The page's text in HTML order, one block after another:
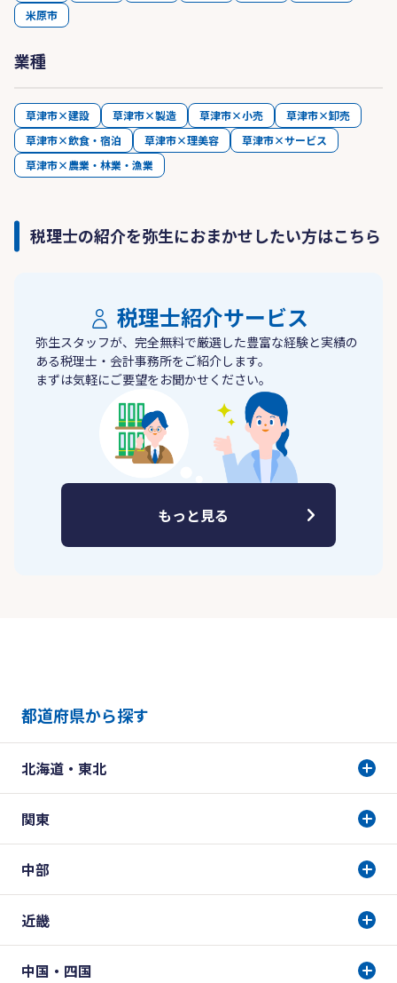
米原市
業種
草津市×建設 草津市×製造 草津市×小売
草津市×卸売
草津市×飲食・宿泊
草津市×理美容
草津市×サービス
草津市×農業・林業・漁業
税理士の紹介を弥生におまかせしたい方はこちら
税理士紹介サービス
弥生スタッフが、完全無料で厳選した豊富な経験と実績の
ある税理士・会計事務所をご紹介します。
まずは気軽にご要望をお聞かせください。
もっと見る
都道府県から探す
北海道・東北
関東
中部
近畿
中国・四国